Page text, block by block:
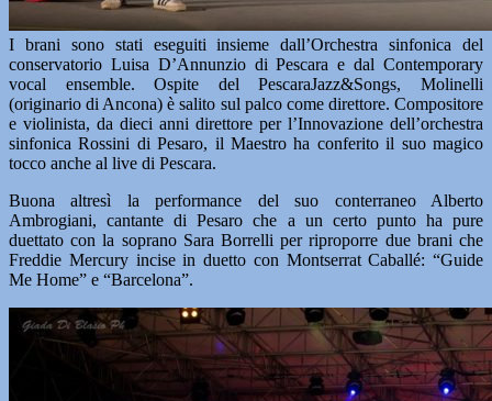
I brani sono stati eseguiti insieme dall’Orchestra sinfonica del
conservatorio Luisa D’Annunzio di Pescara e dal Contemporary
vocal ensemble. Ospite del PescaraJazz&Songs, Molinelli
(originario di Ancona) è salito sul palco come direttore. Compositore
e violinista, da dieci anni direttore per l’Innovazione dell’orchestra
sinfonica Rossini di Pesaro, il Maestro ha conferito il suo magico
tocco anche al live di Pescara.
Buona altresì la performance del suo conterraneo Alberto
Ambrogiani, cantante di Pesaro che a un certo punto ha pure
duettato con la soprano Sara Borrelli per riproporre due brani che
Freddie Mercury incise in duetto con Montserrat Caballé: “Guide
Me Home” e “Barcelona”.